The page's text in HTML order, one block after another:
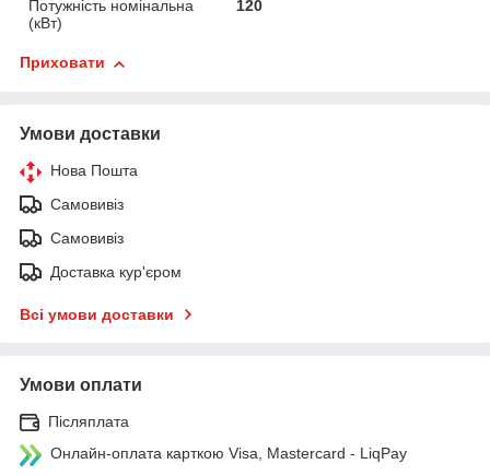
Потужність номінальна
(кВт)
120
Приховати
Умови доставки
Нова Пошта
Самовивіз
Самовивіз
Доставка кур'єром
Всі умови доставки
Умови оплати
Післяплата
Онлайн-оплата карткою Visa, Mastercard - LiqPay